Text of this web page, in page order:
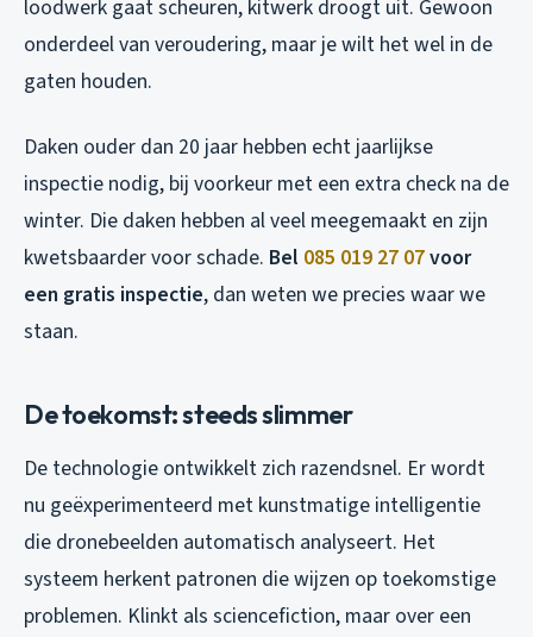
loodwerk gaat scheuren, kitwerk droogt uit. Gewoon
onderdeel van veroudering, maar je wilt het wel in de
gaten houden.
Daken ouder dan 20 jaar hebben echt jaarlijkse
inspectie nodig, bij voorkeur met een extra check na de
winter. Die daken hebben al veel meegemaakt en zijn
kwetsbaarder voor schade. Bel 085 019 27 07voor
een gratis inspectie, dan weten we precies waar we
staan.
De toekomst: steeds slimmer
De technologie ontwikkelt zich razendsnel. Er wordt
nu geëxperimenteerd met kunstmatige intelligentie
die dronebeelden automatisch analyseert. Het
systeem herkent patronen die wijzen op toekomstige
problemen. Klinkt als sciencefiction, maar over een